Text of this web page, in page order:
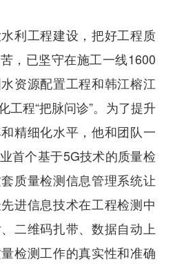
工程建设，把好工程质
，已坚守在施工一线1600
资源配置工程和韩江榕江
工程“把脉问诊”。为了提升
精细化水平，他和团队一
首个基于5G技术的质量检
质量检测信息管理系统让
进信息技术在工程检测中
二维码扎带、数据自动上
检测工作的真实性和准确